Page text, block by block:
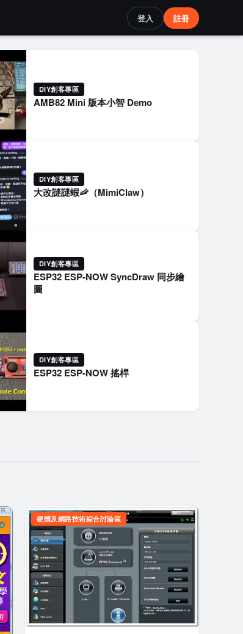
登入 註冊
DIY創客專區
AMB82 Mini 版本小智 Demo
DIY創客專區
大改謎謎蝦🦐（MimiClaw）
DIY創客專區
ESP32 ESP-NOW SyncDraw 同步繪
圖
DIY創客專區
ESP32 ESP-NOW 搖桿
硬體及網路技術綜合討論區